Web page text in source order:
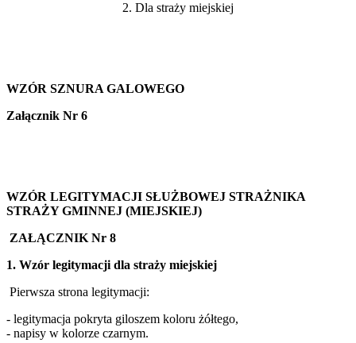
2. Dla straży miejskiej
WZÓR SZNURA GALOWEGO
Załącznik Nr 6
WZÓR LEGITYMACJI SŁUŻBOWEJ STRAŻNIKA
STRAŻY GMINNEJ (MIEJSKIEJ)
ZAŁĄCZNIK Nr 8
1. Wzór legitymacji dla straży miejskiej
Pierwsza strona legitymacji:
- legitymacja pokryta giloszem koloru żółtego,
- napisy w kolorze czarnym.